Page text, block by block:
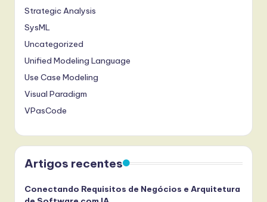
Strategic Analysis
SysML
Uncategorized
Unified Modeling Language
Use Case Modeling
Visual Paradigm
VPasCode
Artigos recentes
Conectando Requisitos de Negócios e Arquitetura